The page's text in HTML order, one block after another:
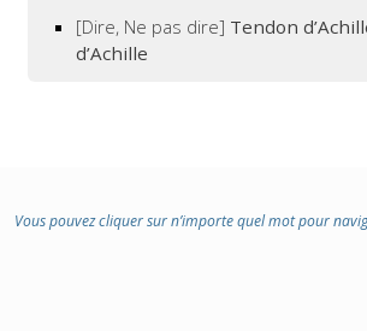
[Dire, Ne pas dire] Tendon
d’Achille
Vous pouvez cliquer sur n’importe quel mot pour